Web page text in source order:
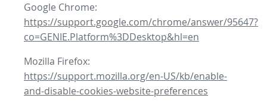
Google Chrome:
https://support.google.com/chrome/answer/95647?
co=GENIE.Platform%3DDesktop&hl=en
Mozilla Firefox:
https://support.mozilla.org/en-US/kb/enable-
and-disable-cookies-website-preferences